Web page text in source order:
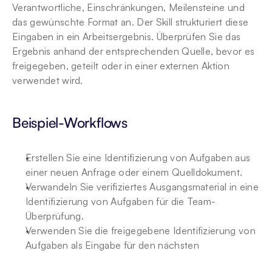
Verantwortliche, Einschränkungen, Meilensteine und
das gewünschte Format an. Der Skill strukturiert diese
Eingaben in ein Arbeitsergebnis. Überprüfen Sie das
Ergebnis anhand der entsprechenden Quelle, bevor es
freigegeben, geteilt oder in einer externen Aktion
verwendet wird.
Beispiel-Workflows
Erstellen Sie eine Identifizierung von Aufgaben aus
einer neuen Anfrage oder einem Quelldokument.
Verwandeln Sie verifiziertes Ausgangsmaterial in eine
Identifizierung von Aufgaben für die Team-
Überprüfung.
Verwenden Sie die freigegebene Identifizierung von
Aufgaben als Eingabe für den nächsten